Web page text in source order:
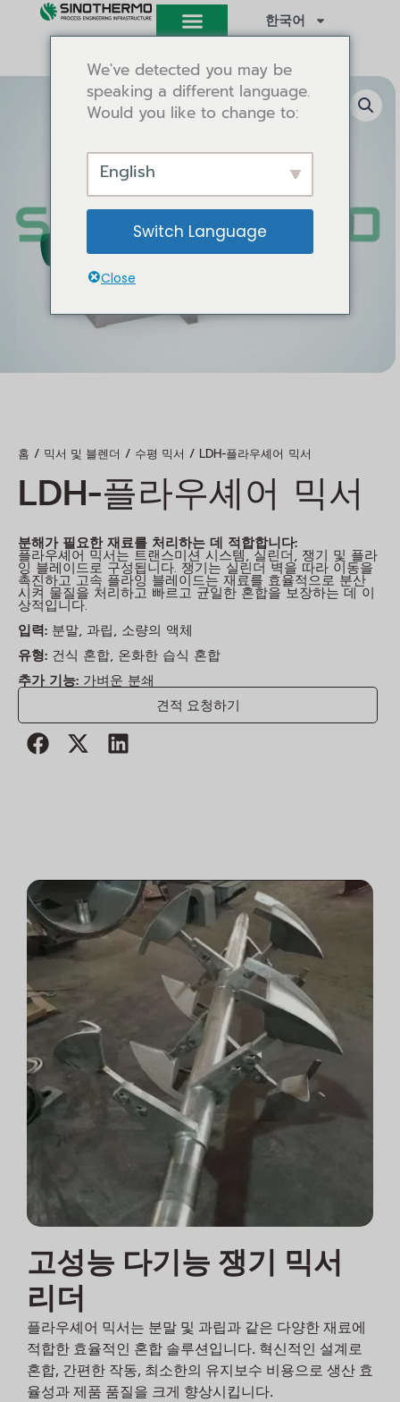
로
한국어
홈 / 믹서 및 블렌더 / 수평 믹서 / LDH-플라우셰어 믹서
LDH-플라우셰어 믹서
분해가 필요한 재료를 처리하는 데 적합합니다:
플라우셰어 믹서는 트랜스미션 시스템, 실린더, 쟁기 및 플라
잉 블레이드로 구성됩니다. 쟁기는 실린더 벽을 따라 이동을
촉진하고 고속 플라잉 블레이드는 재료를 효율적으로 분산
시켜 물질을 처리하고 빠르고 균일한 혼합을 보장하는 데 이
상적입니다.
입력: 분말, 과립, 소량의 액체
유형: 건식 혼합, 온화한 습식 혼합
추가 기능: 가벼운 분쇄
견적 요청하기
고성능 다기능 쟁기 믹서
리더
플라우셰어 믹서는 분말 및 과립과 같은 다양한 재료에
적합한 효율적인 혼합 솔루션입니다. 혁신적인 설계로
혼합, 간편한 작동, 최소한의 유지보수 비용으로 생산 효
율성과 제품 품질을 크게 향상시킵니다.
We've detected you may be
speaking a different language.
Would you like to change to:
English
Switch Language
Close